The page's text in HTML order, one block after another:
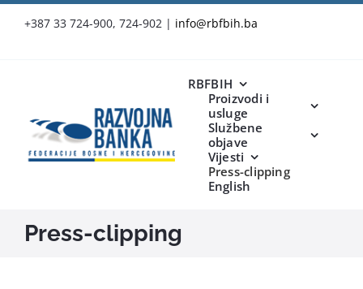
+387 33 724-900, 724-902 | info@rbfbih.ba
RBFBIH
Proizvodi i
usluge
Službene
objave
Vijesti
Press-clipping
English
Press-clipping